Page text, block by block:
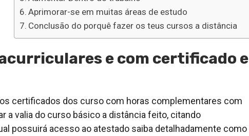
Aprimorar-se em muitas áreas de estudo
Conclusão do porquê fazer os teus cursos a distância
e com certificado e
certificados dos curso com horas complementares com
a valia do curso básico a distância feito, citando
possuirá acesso ao atestado saiba detalhadamente como